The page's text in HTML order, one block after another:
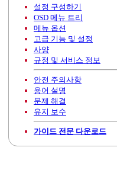
설정 구성하기
OSD 메뉴 트리
메뉴 옵션
고급 기능 및 설정
사양
규정 및 서비스 정보
안전 주의사항
용어 설명
문제 해결
유지 보수
가이드 전문 다운로드